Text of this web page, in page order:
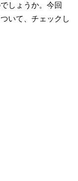
しょうか。今回
いて、チェックし